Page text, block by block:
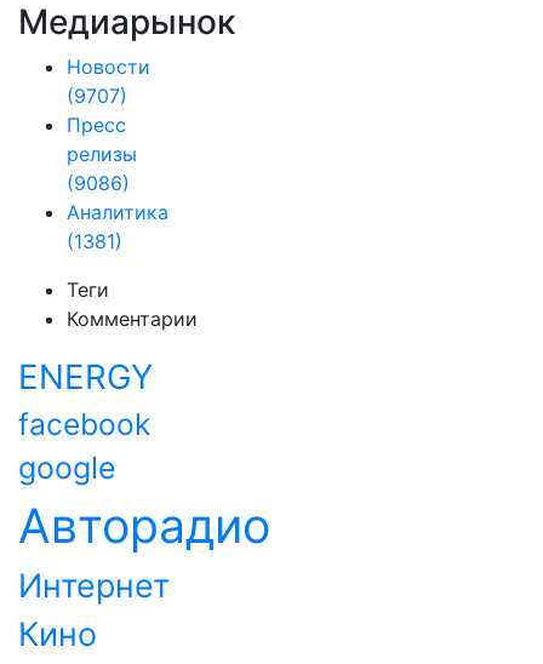
Медиарынок
Новости
(9707)
Пресс
релизы
(9086)
Аналитика
(1381)
Теги
Комментарии
ENERGY
facebook
google
Авторадио
Интернет
Кино